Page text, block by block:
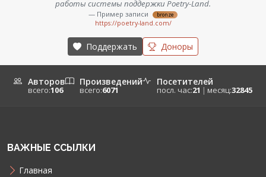
работы системы поддержки Poetry-Land.
— Пример записи bronze
https://poetry-land.com/
Поддержать Доноры
Авторов
всего:106
Произведений
всего:6071
Посетителей
посл. час:21 | месяц:32845
ВАЖНЫЕ ССЫЛКИ
Главная